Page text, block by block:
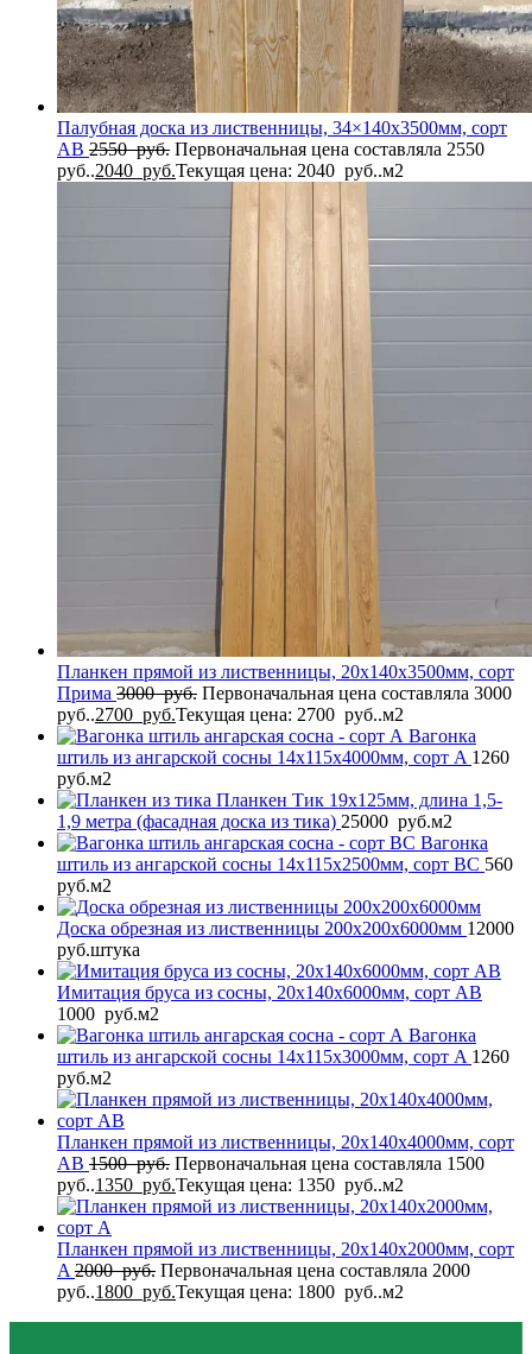
Палубная доска из лиственницы, 34×140x3500мм, сорт
AB 2550руб. Первоначальная цена составляла 2550
руб..2040 руб.Текущая цена: 2040 руб..м2
Планкен прямой из лиственницы, 20x140x3500мм, сорт
Прима 3000руб. Первоначальная цена составляла 3000
руб..2700 руб.Текущая цена: 2700 руб..м2
Вагонка
штиль из ангарской сосны 14x115x4000мм, сорт A 1260
руб.м2
Планкен Тик 19x125мм, длина 1,5-
1,9 метра (фасадная доска из тика) 25000 руб.м2
Вагонка
штиль из ангарской сосны 14x115x2500мм, сорт BC 560
руб.м2
Доска обрезная из лиственницы 200x200x6000мм 12000
руб.штука
Имитация бруса из сосны, 20x140x6000мм, сорт AB
1000 руб.м2
Вагонка
штиль из ангарской сосны 14x115x3000мм, сорт A 1260
руб.м2
Планкен прямой из лиственницы, 20x140x4000мм, сорт
AB 1500руб. Первоначальная цена составляла 1500
руб..1350 руб.Текущая цена: 1350 руб..м2
Планкен прямой из лиственницы, 20x140x2000мм, сорт
A 2000руб. Первоначальная цена составляла 2000
руб..1800 руб.Текущая цена: 1800 руб..м2